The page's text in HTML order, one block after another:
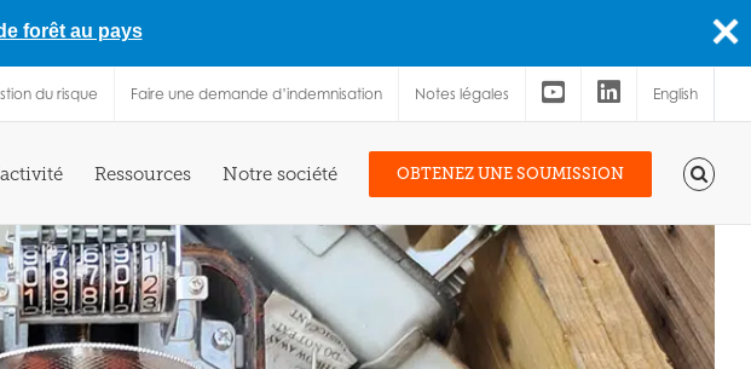
du risque Faire une demande d’indemnisation Notes légales English
Ressources Notre société OBTENEZ UNE SOUMISSION
forêt au pays